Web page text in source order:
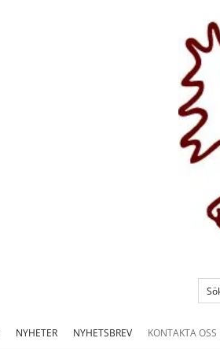
NYHETER NYHETSBREV KONTAKTA OSS